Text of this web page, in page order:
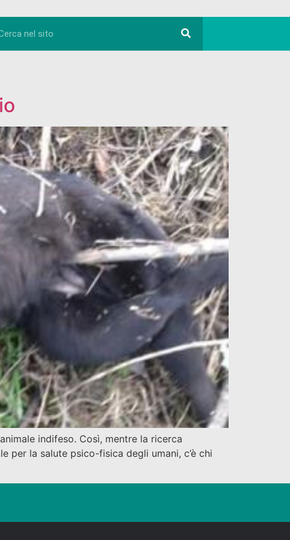
indifeso. Così, mentre la ricerca
per la salute psico-fisica degli umani, c’è chi